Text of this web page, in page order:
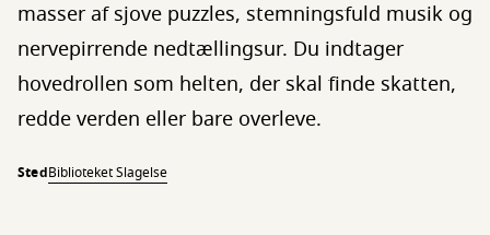
masser af sjove puzzles, stemningsfuld musik og
nervepirrende nedtællingsur. Du indtager
hovedrollen som helten, der skal finde skatten,
redde verden eller bare overleve.
StedBiblioteket Slagelse